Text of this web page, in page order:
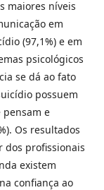
maiores níveis
em
(97,1%) e em
psicológicos
se dá ao fato
possuem
pensam e
Os resultados
dos profissionais
existem
confiança ao